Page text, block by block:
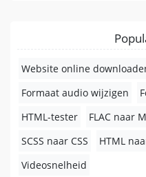
Website online
Formaat audio wijzigen
HTML-tester
FLAC naar
SCSS naar CSS
HTML
Videosnelheid